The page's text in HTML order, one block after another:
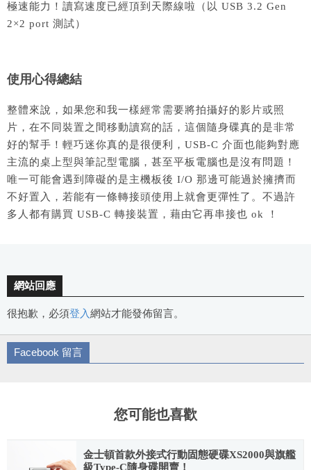
極速能力！讀寫速度已經頂到天際線啦（以 USB 3.2 Gen
2×2 port 測試）
使用心得總結
整體來說，如果您和我一樣經常需要將拍攝好的影片或照
片，在不同裝置之間移動讀寫的話，這個隨身碟真的是非常
好的幫手！輕巧迷你真的是很便利，USB-C 介面也能夠對應
主流的桌上型與筆記型電腦，甚至平板電腦也是沒有問題！
唯一可能會遇到障礙的是主機板後 I/O 那邊可能過於擁擠而
不好置入，若能有一條轉接頭使用上就會更彈性了。不過許
多人都有購買 USB-C 轉接裝置，藉由它再串接也 ok ！
網站回應
很抱歉，必須登入網站才能發佈留言。
Facebook 留言
您可能也喜歡
金士頓首款外接式行動固態硬碟XS2000與旗艦
級Type-C隨身碟開賣！